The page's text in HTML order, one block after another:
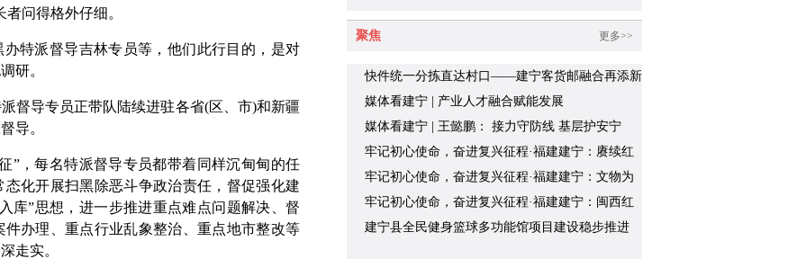
问得格外仔细。
特派督导吉林专员等，他们此行目的，是对
研。
督导专员正带队陆续进驻各省(区、市)和新疆
导。
”，每名特派督导专员都带着同样沉甸甸的任
化开展扫黑除恶斗争政治责任，督促强化建
库”思想，进一步推进重点难点问题解决、督
办理、重点行业乱象整治、重点地市整改等
走实。
更多>>
聚焦
快件统一分拣直达村口——建宁客货邮融合再添新
模式
媒体看建宁 | 产业人才融合赋能发展
媒体看建宁 | 王懿鹏： 接力守防线 基层护安宁
牢记初心使命，奋进复兴征程·福建建宁：赓续红
色基因，发展优势产业
牢记初心使命，奋进复兴征程·福建建宁：文物为
媒忆烽火，红色热土续新篇
牢记初心使命，奋进复兴征程·福建建宁：闽西红
土燃烽火，建宁英烈铸丰碑
建宁县全民健身篮球多功能馆项目建设稳步推进